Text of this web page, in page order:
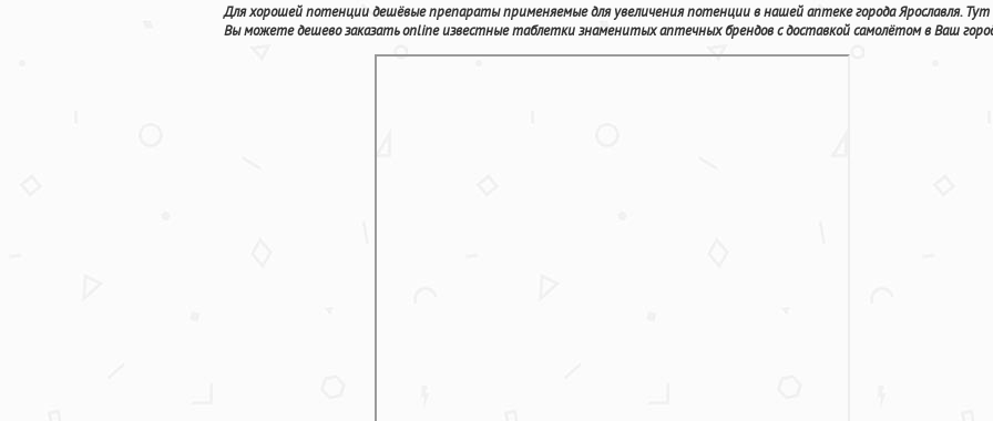
Для хорошей потенции дешёвые препараты применяемые для увеличения потенции в нашей аптеке города Ярославля. Тут
Вы можете дешево заказать online известные таблетки знаменитых аптечных брендов с доставкой самолётом в Ваш